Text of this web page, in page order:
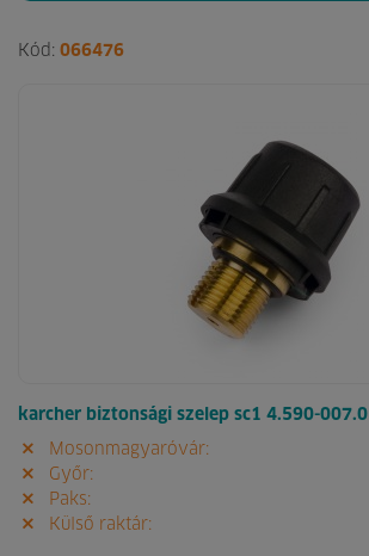
Kód: 066476
karcher biztonsági szelep sc1 4.590-007.0
Mosonmagyaróvár:
Győr:
Paks:
Külső raktár: